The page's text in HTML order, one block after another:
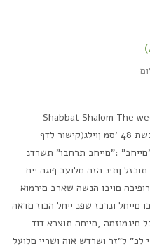
Shabbat Shalom The
Nitzavim םיבצינ תשרפ הנשה שאר ח"נשת 48 'סמ ןוילג(קישור לדף
:"םייחב תרחבו" תשרדנ
ןתינ הזה םלועב ףוגה ייח
םויבו הנשה שארב םירמוא
םייחל ונרכז שפנ ייחל הכוז םדאה
םינמוזמה ,םייחה תוצרא דוד
ל"זר ושרדש אוה ושריי םלועל